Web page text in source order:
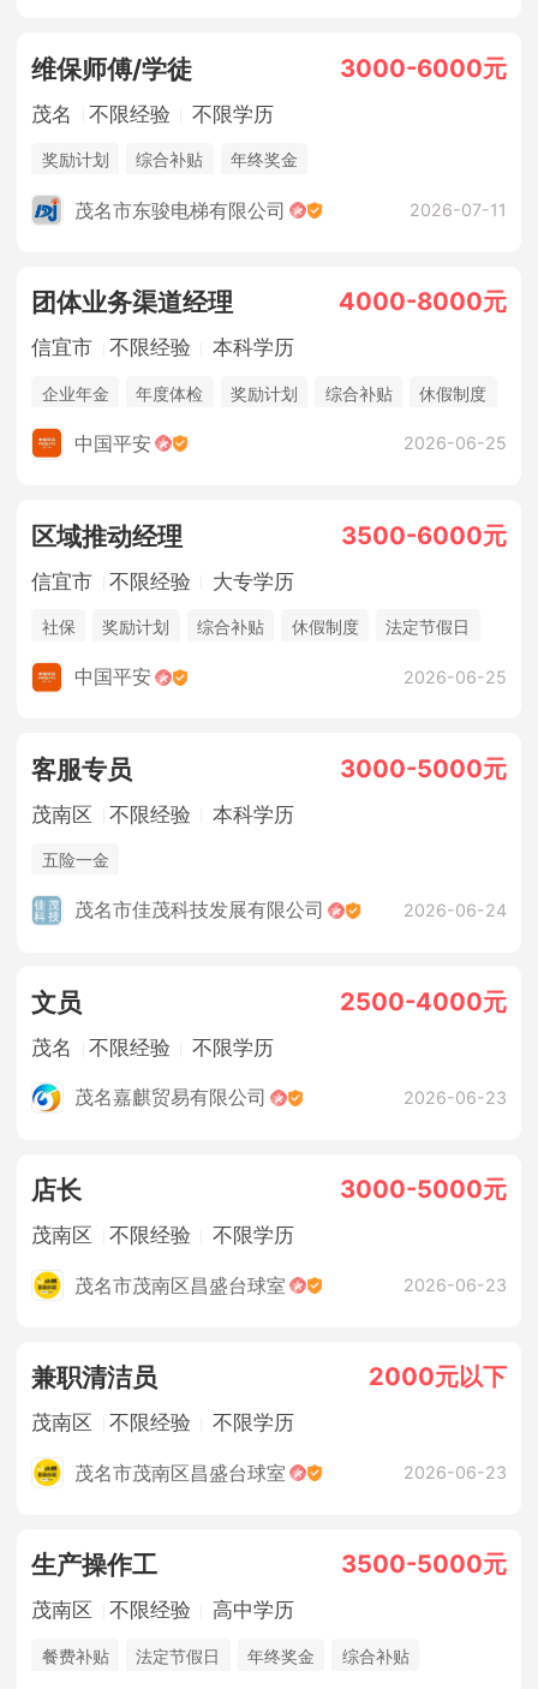
维保师傅/学徒 3000-6000元
茂名 不限经验 不限学历
奖励计划 综合补贴 年终奖金
茂名市东骏电梯有限公司 2026-07-11
团体业务渠道经理 4000-8000元
信宜市 不限经验 本科学历
企业年金 年度体检 奖励计划 综合补贴
休假制度
法定节假日
中国平安 2026-06-25
区域推动经理 3500-6000元
信宜市 不限经验 大专学历
社保 奖励计划 综合补贴 休假制度
法定节假日
年终奖金
中国平安 2026-06-25
客服专员 3000-5000元
茂南区 不限经验 本科学历
五险一金
茂名市佳茂科技发展有限公司 2026-06-24
文员 2500-4000元
茂名 不限经验 不限学历
茂名嘉麒贸易有限公司 2026-06-23
店长 3000-5000元
茂南区 不限经验 不限学历
茂名市茂南区昌盛台球室 2026-06-23
兼职清洁员 2000元以下
茂南区 不限经验 不限学历
茂名市茂南区昌盛台球室 2026-06-23
生产操作工 3500-5000元
茂南区 不限经验 高中学历
餐费补贴 法定节假日 年终奖金
综合补贴